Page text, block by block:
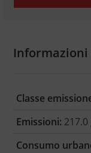
Classe
Emissioni:
Consumo